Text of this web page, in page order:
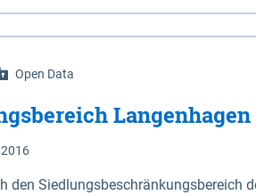
entlang der Elbe zwischen
bis 569 bei Lauenburg). Das
Open Data
Langenhagen
den Siedlungsbeschränkungsbereich